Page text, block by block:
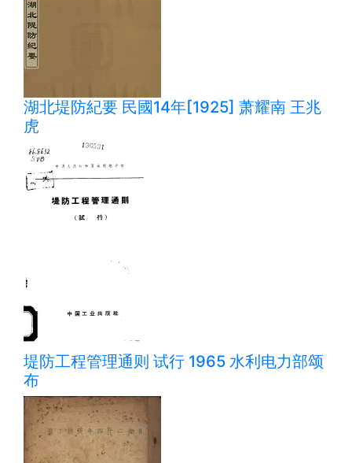
湖北堤防紀要 民國14年[1925] 萧耀南 王兆
虎
堤防工程管理通则 试行 1965 水利电力部颂
布